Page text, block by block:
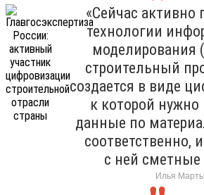
«Сейчас активно
технологии
моделирования
строительный
создается в виде
к которой нужно
данные по
соответственно,
с ней сметные
Илья